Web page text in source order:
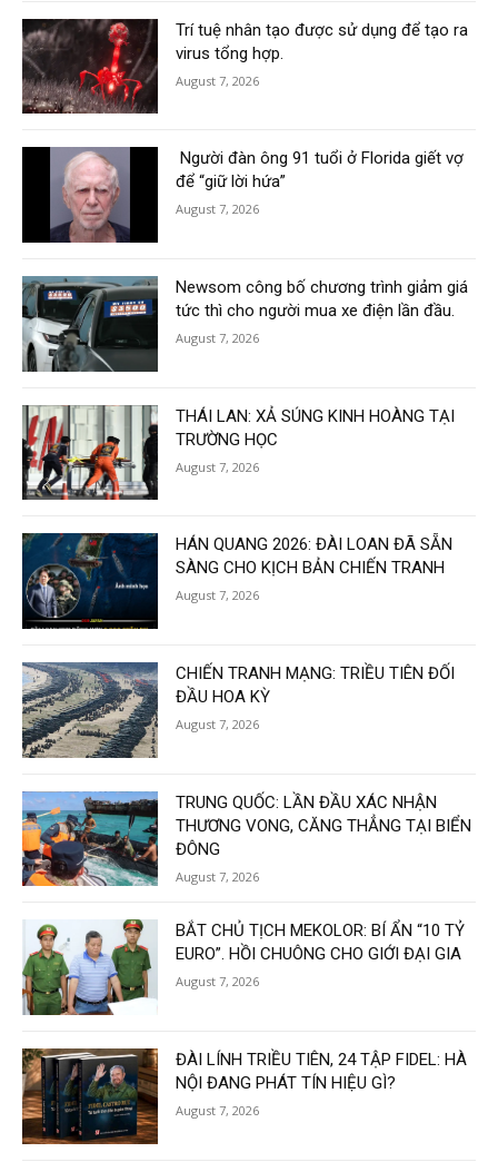
Trí tuệ nhân tạo được sử dụng để tạo ra
virus tổng hợp.
August 7, 2026
Người đàn ông 91 tuổi ở Florida giết vợ
để “giữ lời hứa”
August 7, 2026
Newsom công bố chương trình giảm giá
tức thì cho người mua xe điện lần đầu.
August 7, 2026
THÁI LAN: XẢ SÚNG KINH HOÀNG TẠI
TRƯỜNG HỌC
August 7, 2026
HÁN QUANG 2026: ĐÀI LOAN ĐÃ SẴN
SÀNG CHO KỊCH BẢN CHIẾN TRANH
August 7, 2026
CHIẾN TRANH MẠNG: TRIỀU TIÊN ĐỐI
ĐẦU HOA KỲ
August 7, 2026
TRUNG QUỐC: LẦN ĐẦU XÁC NHẬN
THƯƠNG VONG, CĂNG THẲNG TẠI BIỂN
ĐÔNG
August 7, 2026
BẮT CHỦ TỊCH MEKOLOR: BÍ ẨN “10 TỶ
EURO”. HỒI CHUÔNG CHO GIỚI ĐẠI GIA
August 7, 2026
ĐÀI LÍNH TRIỀU TIÊN, 24 TẬP FIDEL: HÀ
NỘI ĐANG PHÁT TÍN HIỆU GÌ?
August 7, 2026